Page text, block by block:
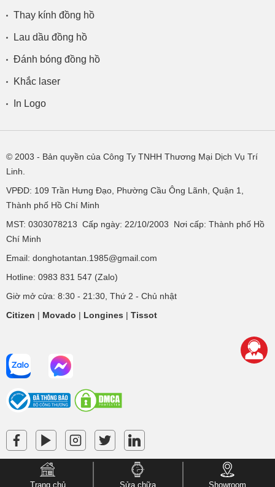
Trang chủ Sửa chữa Showroom
Thay kính đồng hồ
Lau dầu đồng hồ
Đánh bóng đồng hồ
Khắc laser
In Logo
© 2003 - Bản quyền của Công Ty TNHH Thương Mại Dịch Vụ Trí
Linh.
VPĐD: 109 Trần Hưng Đạo, Phường Cầu Ông Lãnh, Quận 1,
Thành phố Hồ Chí Minh
MST: 0303078213 Cấp ngày: 22/10/2003 Nơi cấp: Thành phố Hồ
Chí Minh
Email: donghotantan.1985@gmail.com
Hotline: 0983 831 547 (Zalo)
Giờ mở cửa: 8:30 - 21:30, Thứ 2 - Chủ nhật
Citizen | Movado | Longines | Tissot